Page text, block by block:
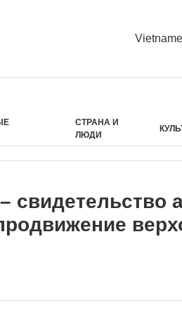
СТРАНА И
ЛЮДИ
свидетельство